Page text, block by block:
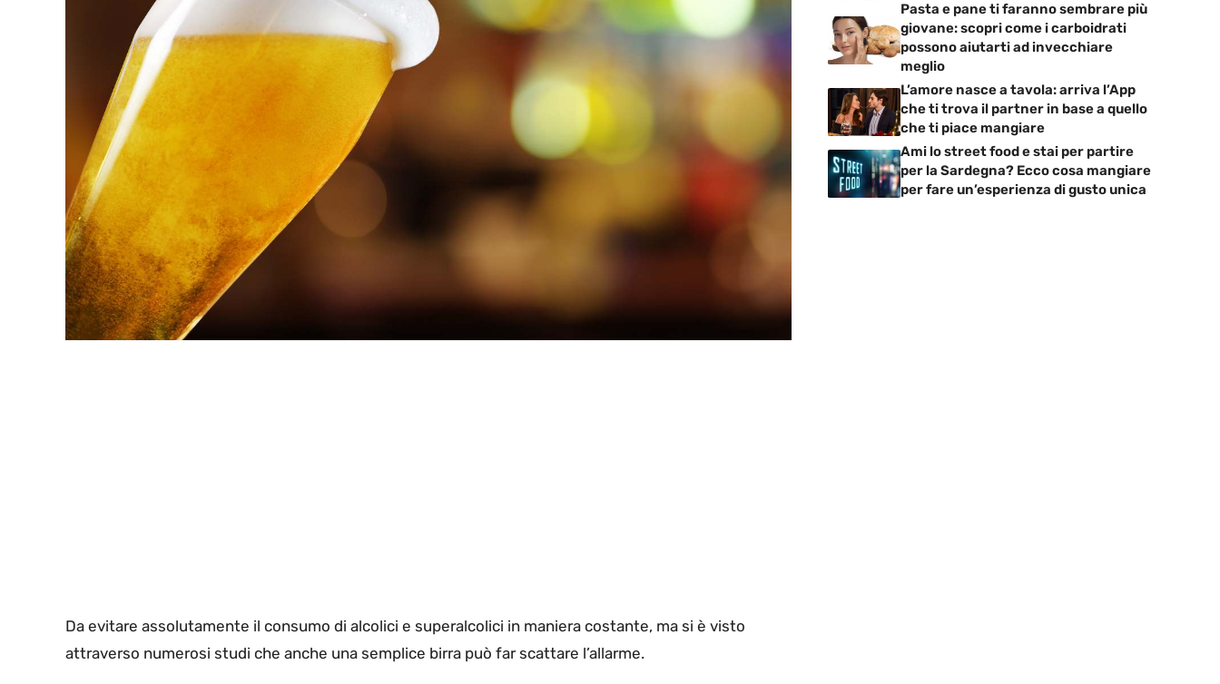
Da evitare assolutamente il consumo di alcolici e superalcolici in maniera costante, ma si è visto
attraverso numerosi studi che anche una semplice birra può far scattare l’allarme.
Pasta e pane ti faranno sembrare più
giovane: scopri come i carboidrati
possono aiutarti ad invecchiare
meglio
L’amore nasce a tavola: arriva l’App
che ti trova il partner in base a quello
che ti piace mangiare
Ami lo street food e stai per partire
per la Sardegna? Ecco cosa mangiare
per fare un’esperienza di gusto unica